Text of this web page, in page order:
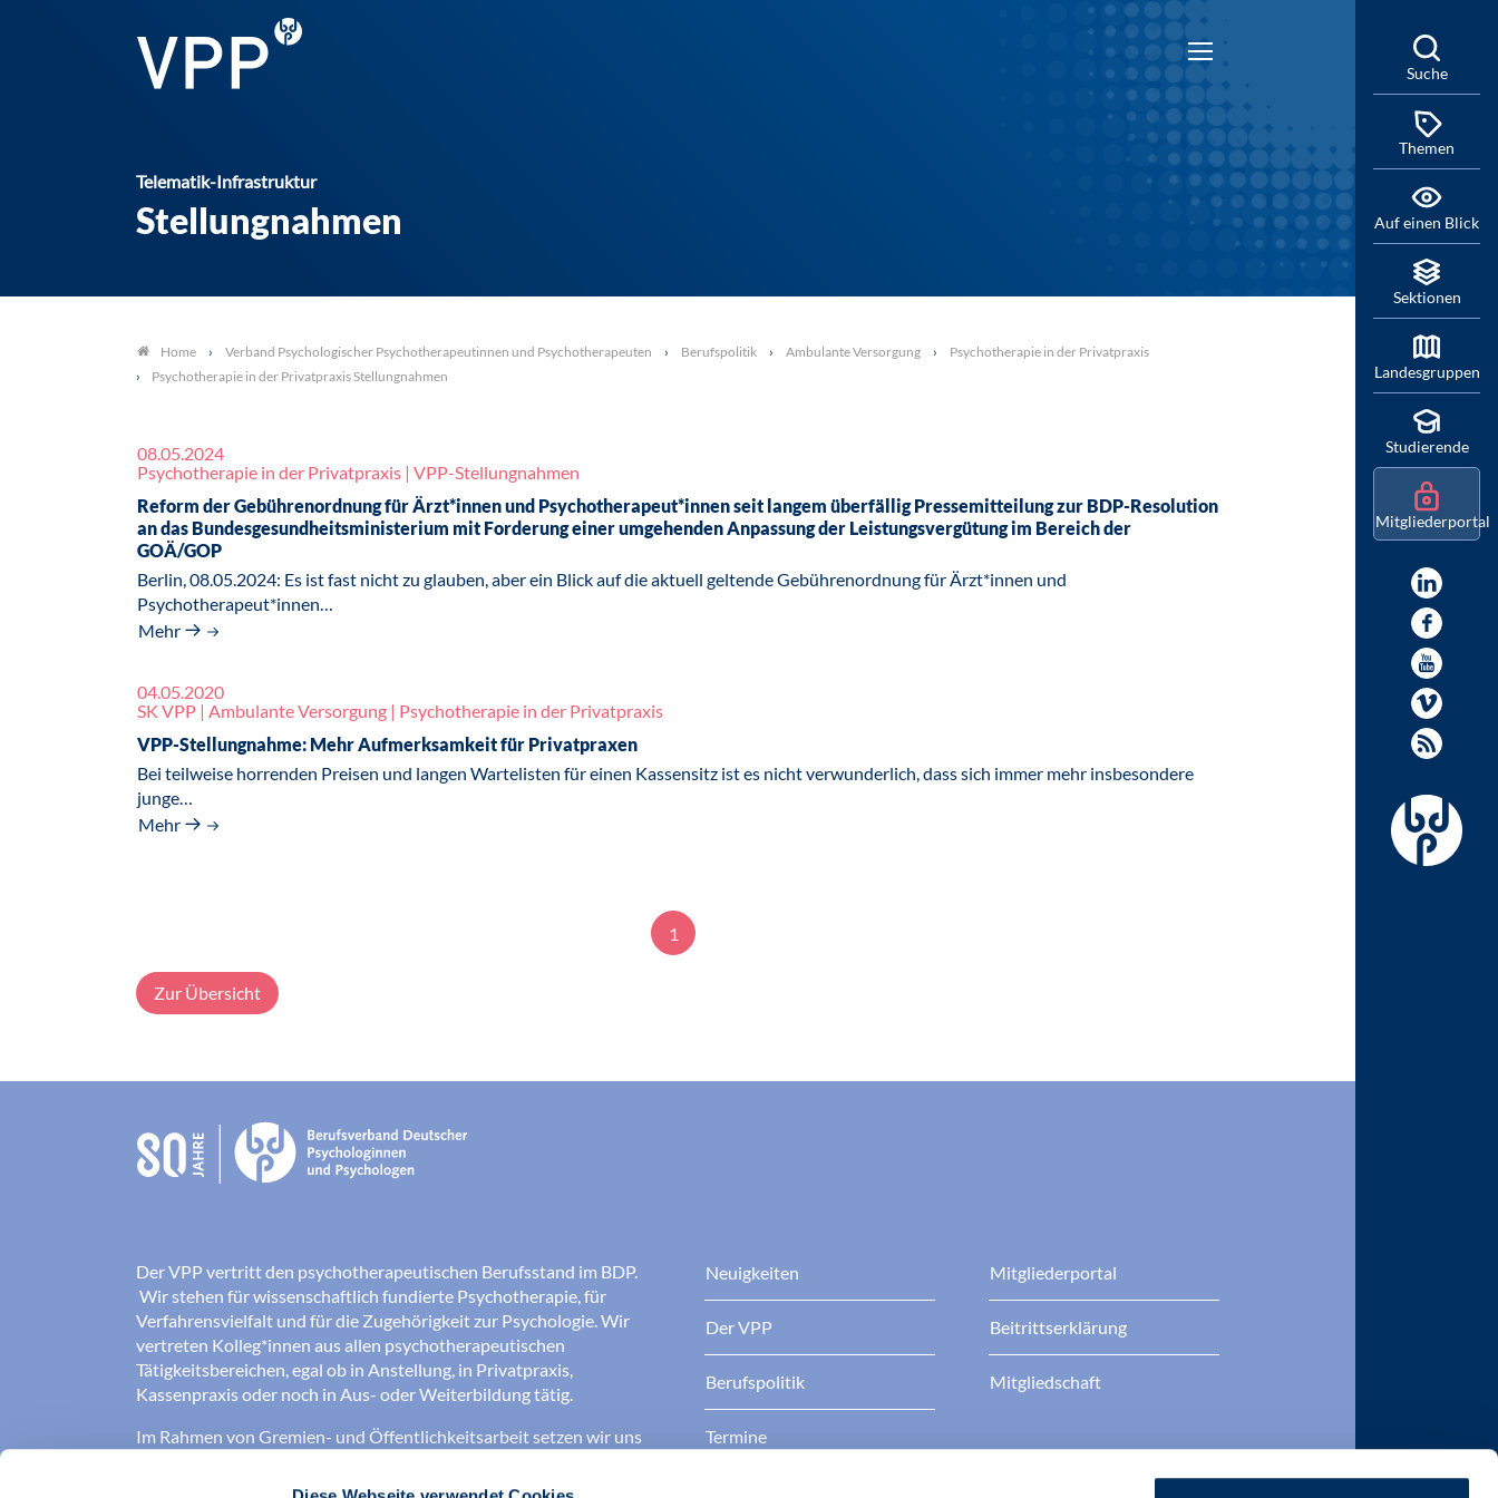
Telematik-Infrastruktur
Stellungnahmen
Home Verband Psychologischer Psychotherapeutinnen und Psychotherapeuten Berufspolitik Ambulante Versorgung
Psychotherapie in der Privatpraxis
Psychotherapie in der Privatpraxis Stellungnahmen
08.05.2024
Psychotherapie in der Privatpraxis | VPP-Stellungnahmen
Reform der Gebührenordnung für Ärzt*innen und Psychotherapeut*innen seit langem überfällig Pressemitteilung zur BDP-Resolution
an das Bundesgesundheitsministerium mit Forderung einer umgehenden Anpassung der Leistungsvergütung im Bereich der
GOÄ/GOP
Berlin, 08.05.2024: Es ist fast nicht zu glauben, aber ein Blick auf die aktuell geltende Gebührenordnung für Ärzt*innen und
Psychotherapeut*innen…
Mehr
04.05.2020
SK VPP | Ambulante Versorgung | Psychotherapie in der Privatpraxis
VPP-Stellungnahme: Mehr Aufmerksamkeit für Privatpraxen
Bei teilweise horrenden Preisen und langen Wartelisten für einen Kassensitz ist es nicht verwunderlich, dass sich immer mehr insbesondere
junge…
Mehr
1
Zur Übersicht
Der VPP vertritt den psychotherapeutischen Berufsstand im BDP.
Wir stehen für wissenschaftlich fundierte Psychotherapie, für
Verfahrensvielfalt und für die Zugehörigkeit zur Psychologie. Wir
vertreten Kolleg*innen aus allen psychotherapeutischen
Tätigkeitsbereichen, egal ob in Anstellung, in Privatpraxis,
Kassenpraxis oder noch in Aus- oder Weiterbildung tätig.
Im Rahmen von Gremien- und Öffentlichkeitsarbeit setzen wir uns
Weiterbildungsbedingungen ein, sowie für eine bessere
Neuigkeiten
Der VPP
Berufspolitik
Termine
Mitgliederportal
Beitrittserklärung
Mitgliedschaft
Suche
Themen
Auf einen Blick
Sektionen
Landesgruppen
Studierende
Mitgliederportal